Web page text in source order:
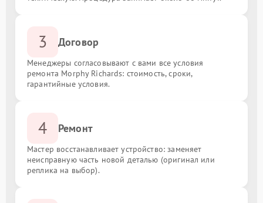
3 Договор
Менеджеры согласовывают с вами все условия
ремонта Morphy Richards: стоимость, сроки,
гарантийные условия.
4 Ремонт
Мастер восстанавливает устройство: заменяет
неисправную часть новой деталью (оригинал или
реплика на выбор).